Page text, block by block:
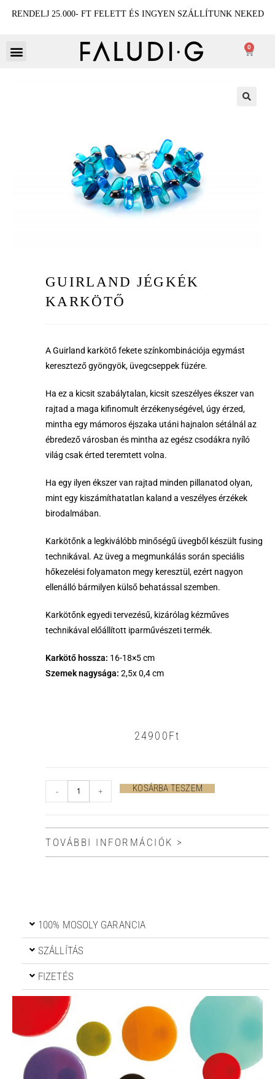
RENDELJ 25.000- FT FELETT ÉS INGYEN SZÁLLÍTUNK NEKED
0
GUIRLAND JÉGKÉK
KARKÖTŐ
A Guirland karkötő fekete színkombinációja egymást
keresztező gyöngyök, üvegcseppek füzére.
Ha ez a kicsit szabálytalan, kicsit szeszélyes ékszer van
rajtad a maga kifinomult érzékenységével, úgy érzed,
mintha egy mámoros éjszaka utáni hajnalon sétálnál az
ébredező városban és mintha az egész csodákra nyíló
világ csak érted teremtett volna.
Ha egy ilyen ékszer van rajtad minden pillanatod olyan,
mint egy kiszámíthatatlan kaland a veszélyes érzékek
birodalmában.
Karkötőnk a legkiválóbb minőségű üvegből készült fusing
technikával. Az üveg a megmunkálás során speciális
hőkezelési folyamaton megy keresztül, ezért nagyon
ellenálló bármilyen külső behatással szemben.
Karkötőnk egyedi tervezésű, kizárólag kézműves
technikával előállított iparművészeti termék.
Karkötő hossza: 16-18×5 cm
Szemek nagysága: 2,5x 0,4 cm
24900Ft
- + KOSÁRBA TESZEM
TOVÁBBI INFORMÁCIÓK >
100% MOSOLY GARANCIA
SZÁLLÍTÁS
FIZETÉS